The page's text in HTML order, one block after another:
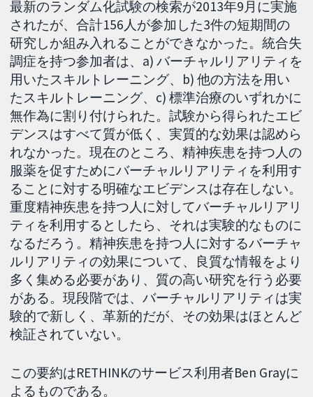
最新のランダム化試験の検索が2013年9月に実施
されたが、合計156人が参加した3件の短期間の
研究しか組み入れることができなかった。統合失
調症を持つ参加者は、a) バーチャルリアリティを
用いたスキルトレーニング、b) 他の方法を用い
たスキルトレーニング、c) 標準治療のいずれかに
無作為に割り付けられた。試験から得られたエビ
デンスはすべて質が低く、実質的な効果は認めら
れなかった。現在のところ、精神疾患を持つ人の
服薬を促すためにバーチャルリアリティを利用す
ることに対する明確なエビデンスは存在しない。
重度精神疾患を持つ人に対してバーチャルリアリ
ティを利用するとしたら、それは実験的なものに
なるだろう。精神疾患を持つ人に対するバーチャ
ルリアリティの効果について、良質な情報をより
多く集める必要があり、質の高い研究を行う必要
がある。現段階では、バーチャルリアリティは実
験的で新しく、革新的だが、その効果はほとんど
検証されていない。
この要約はRETHINKのサービス利用者Ben Grayに
よるものである。